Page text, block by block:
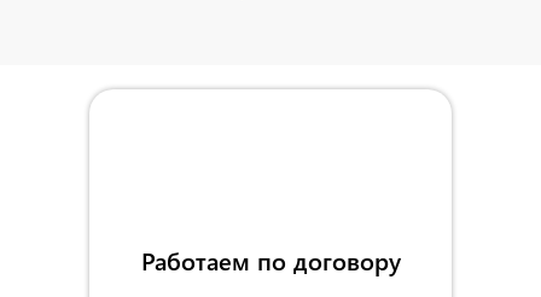
Работаем по договору